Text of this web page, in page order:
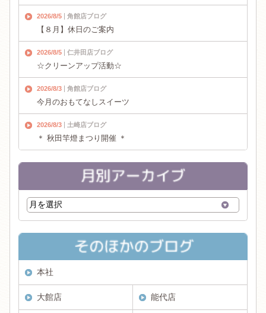
2026/8/5 角館店ブログ
【８月】休日のご案内
2026/8/5 仁井田店ブログ
☆クリーンアップ活動☆
2026/8/3 角館店ブログ
今月のおもてなしスイーツ
2026/8/3 土崎店ブログ
＊ 秋田竿燈まつり開催 ＊
本社
大館店 能代店